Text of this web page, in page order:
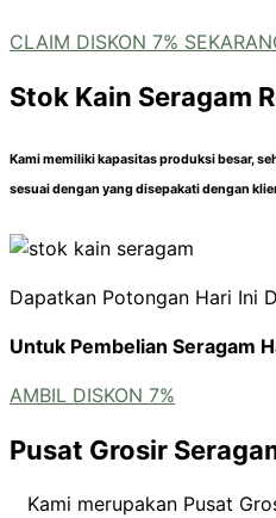
CLAIM DISKON 7%
Stok Kain Seragam
Kami memiliki kapasitas produksi besar,
sesuai dengan yang disepakati dengan
Dapatkan Potongan Hari Ini
Untuk Pembelian Seragam
AMBIL DISKON 7%
Pusat Grosir
Kami merupakan Pusat